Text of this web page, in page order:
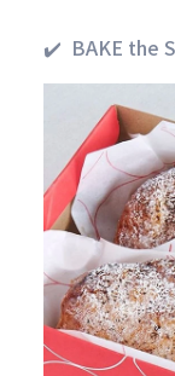
✔️ BAKE the